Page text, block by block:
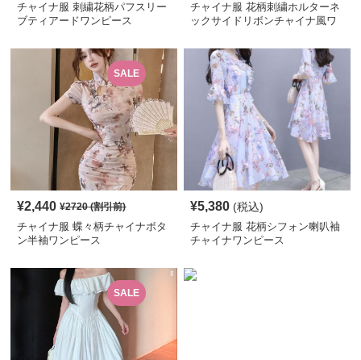
チャイナ服 刺繍花柄パフスリー
ブティアードワンピース
チャイナ服 花柄刺繍ホルターネ
ックサイドリボンチャイナ風ワ
SALE
¥2,440 ¥2720(割引前)
チャイナ服 蝶々柄チャイナボタ
ン半袖ワンピース
¥5,380 (税込)
チャイナ服 花柄シフォン喇叭袖
チャイナワンピース
SALE